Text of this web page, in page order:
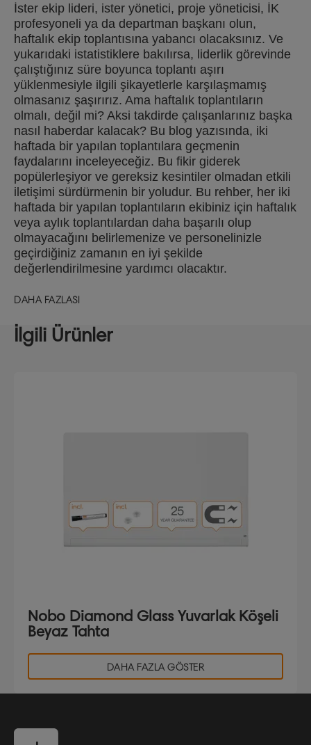
İster ekip lideri, ister yönetici, proje yöneticisi, İK
profesyoneli ya da departman başkanı olun,
haftalık ekip toplantısına yabancı olacaksınız. Ve
yukarıdaki istatistiklere bakılırsa, liderlik görevinde
çalıştığınız süre boyunca toplantı aşırı
yüklenmesiyle ilgili şikayetlerle karşılaşmamış
olmasanız şaşırırız. Ama haftalık toplantıların
olmalı, değil mi? Aksi takdirde çalışanlarınız başka
nasıl haberdar kalacak? Bu blog yazısında, iki
haftada bir yapılan toplantılara geçmenin
faydalarını inceleyeceğiz. Bu fikir giderek
popülerleşiyor ve gereksiz kesintiler olmadan etkili
iletişimi sürdürmenin bir yoludur. Bu rehber, her iki
haftada bir yapılan toplantıların ekibiniz için haftalık
veya aylık toplantılardan daha başarılı olup
olmayacağını belirlemenize ve personelinizle
geçirdiğiniz zamanın en iyi şekilde
değerlendirilmesine yardımcı olacaktır.
DAHA FAZLASI
İlgili Ürünler
Nobo Diamond Glass Yuvarlak Köşeli
Beyaz Tahta
DAHA FAZLA GÖSTER